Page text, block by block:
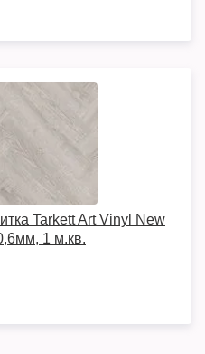
Tarkett Art Vinyl New
1 м.кв.